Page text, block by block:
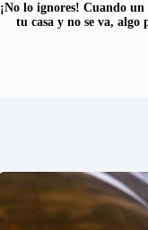
¡No lo ignores! Cuando
tu casa y no se va, algo